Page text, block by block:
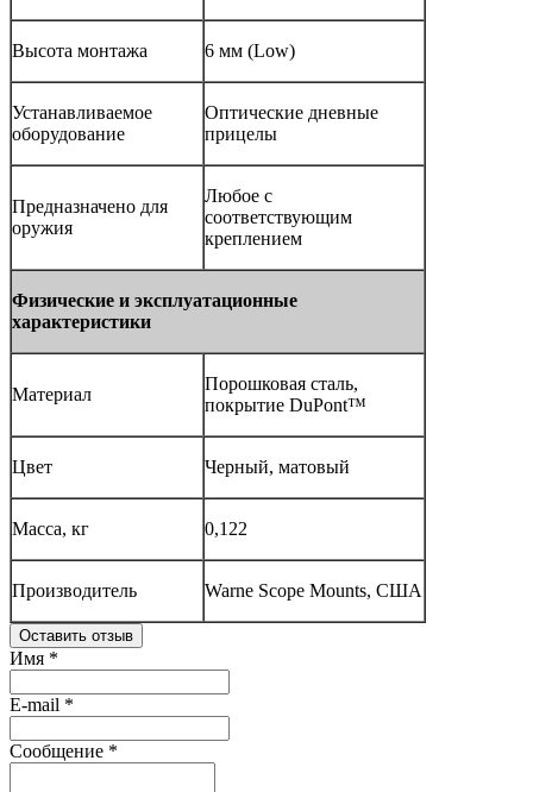
Высота монтажа 6 мм (Low)
Устанавливаемое
оборудование
Оптические дневные
прицелы
Предназначено для
оружия
Любое с
соответствующим
креплением
Физические и эксплуатационные
характеристики
Материал
Порошковая сталь,
покрытие DuPont™
Цвет Черный, матовый
Масса, кг 0,122
Производитель Warne Scope Mounts, США
Оставить отзыв
Имя *
E-mail *
Сообщение *